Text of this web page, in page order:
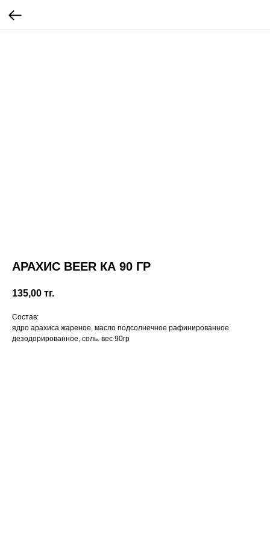
АРАХИС BEER КА 90 ГР
135,00 тг.
Состав:
ядро арахиса жареное, масло подсолнечное рафинированное
дезодорированное, соль. вес 90гр